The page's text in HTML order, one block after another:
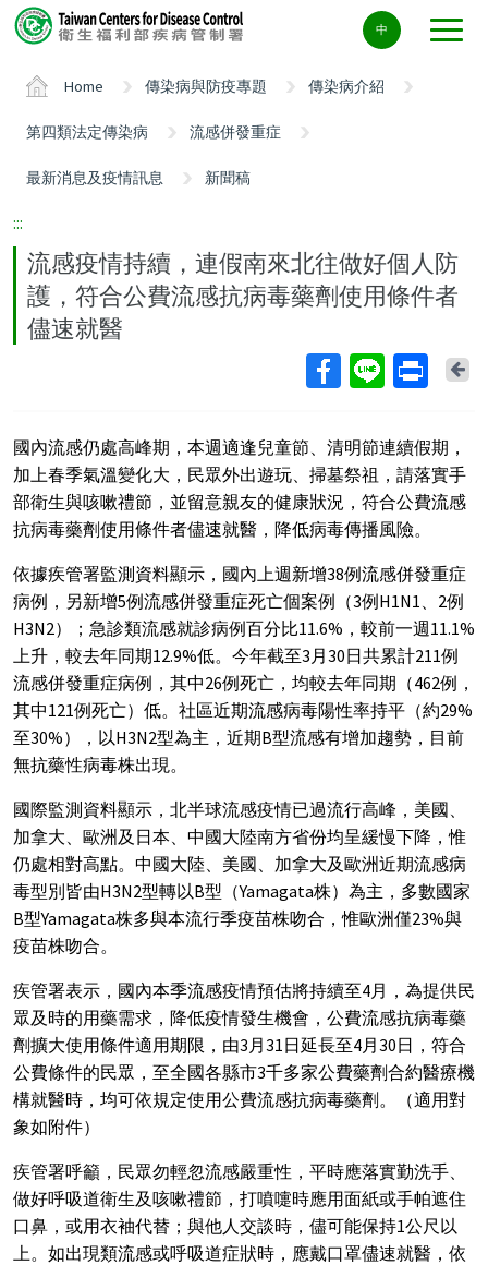
Center
block
中
Home 傳染病與防疫專題 傳染病介紹
第四類法定傳染病 流感併發重症
最新消息及疫情訊息 新聞稿
:::
流感疫情持續，連假南來北往做好個人防
護，符合公費流感抗病毒藥劑使用條件者
儘速就醫
國內流感仍處高峰期，本週適逢兒童節、清明節連續假期，
加上春季氣溫變化大，民眾外出遊玩、掃墓祭祖，請落實手
部衛生與咳嗽禮節，並留意親友的健康狀況，符合公費流感
抗病毒藥劑使用條件者儘速就醫，降低病毒傳播風險。
依據疾管署監測資料顯示，國內上週新增38例流感併發重症
病例，另新增5例流感併發重症死亡個案例（3例H1N1、2例
H3N2）；急診類流感就診病例百分比11.6%，較前一週11.1%
上升，較去年同期12.9%低。今年截至3月30日共累計211例
流感併發重症病例，其中26例死亡，均較去年同期（462例，
其中121例死亡）低。社區近期流感病毒陽性率持平（約29%
至30%），以H3N2型為主，近期B型流感有增加趨勢，目前
無抗藥性病毒株出現。
國際監測資料顯示，北半球流感疫情已過流行高峰，美國、
加拿大、歐洲及日本、中國大陸南方省份均呈緩慢下降，惟
仍處相對高點。中國大陸、美國、加拿大及歐洲近期流感病
毒型別皆由H3N2型轉以B型（Yamagata株）為主，多數國家
B型Yamagata株多與本流行季疫苗株吻合，惟歐洲僅23%與
疫苗株吻合。
疾管署表示，國內本季流感疫情預估將持續至4月，為提供民
眾及時的用藥需求，降低疫情發生機會，公費流感抗病毒藥
劑擴大使用條件適用期限，由3月31日延長至4月30日，符合
公費條件的民眾，至全國各縣市3千多家公費藥劑合約醫療機
構就醫時，均可依規定使用公費流感抗病毒藥劑。（適用對
象如附件）
疾管署呼籲，民眾勿輕忽流感嚴重性，平時應落實勤洗手、
做好呼吸道衛生及咳嗽禮節，打噴嚏時應用面紙或手帕遮住
口鼻，或用衣袖代替；與他人交談時，儘可能保持1公尺以
上。如出現類流感或呼吸道症狀時，應戴口罩儘速就醫，依